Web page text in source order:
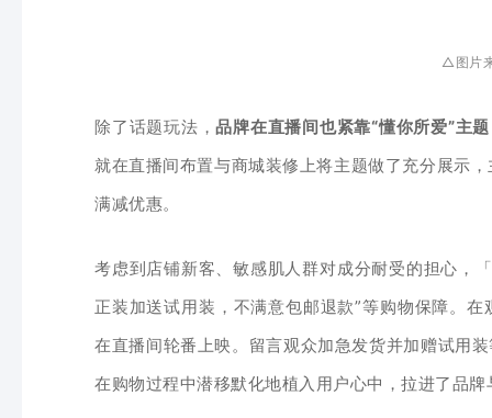
△图片
除了话题玩法，品牌在直播间也紧靠“懂你所爱”主题
就在直播间布置与商城装修上将主题做了充分展示
满减优惠。
考虑到店铺新客、敏感肌人群对成分耐受的担心，
正装加送试用装，不满意包邮退款”等购物保障。
在直播间轮番上映。留言观众加急发货并加赠试用
在购物过程中潜移默化地植入用户心中，拉进了品